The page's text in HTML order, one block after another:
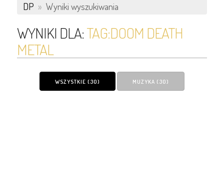
DP » Wyniki wyszukiwania
WYNIKI DLA:TAG:DOOM DEATH
METAL
WSZYSTKIE (30) MUZYKA (30)